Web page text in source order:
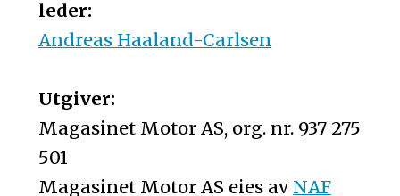
leder:
Andreas Haaland-Carlsen
Utgiver:
Magasinet Motor AS, org. nr. 937 275
501
Magasinet Motor AS eies av NAF